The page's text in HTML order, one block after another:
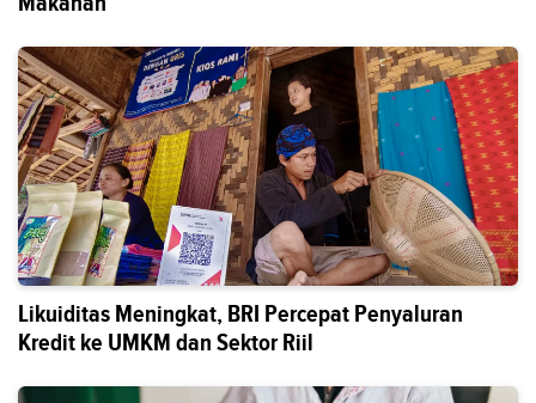
Likuiditas Meningkat, BRI Percepat Penyaluran
Kredit ke UMKM dan Sektor Riil